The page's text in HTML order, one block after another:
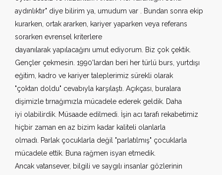
aydınlıktır" diye bilirim ya, umudum var . Bundan sonra ekip
kurarken, ortak ararken, kariyer yaparken veya referans
sorarken evrensel kriterlere
dayanılarak yapılacağını umut ediyorum. Biz çok çektik.
Gençler çekmesin. 1990'lardan beri her türlü burs, yurtdışı
eğitim, kadro ve kariyer taleplerimiz sürekli olarak
"çoktan doldu" cevabıyla karşılaştı. Açıkçası, buralara
dişimizle tırnağımızla mücadele ederek geldik. Daha
iyi olabilirdik. Müsaade edilmedi. İşin acı tarafı rekabetimiz
hiçbir zaman en az bizim kadar kaliteli olanlarla
olmadı. Parlak çocuklarla değil "parlatılmış" çocuklarla
mücadele ettik. Buna rağmen isyan etmedik.
Ancak vatansever, bilgili ve saygılı insanlar gözlerinin